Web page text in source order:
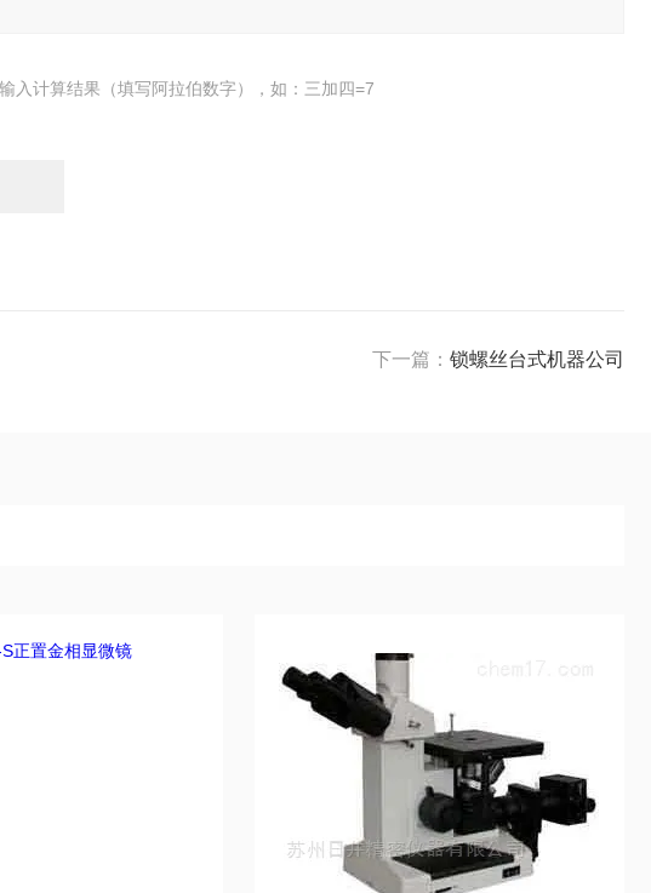
入计算结果（填写阿拉伯数字），如：三加四=7
下一篇： 锁螺丝台式机器公司